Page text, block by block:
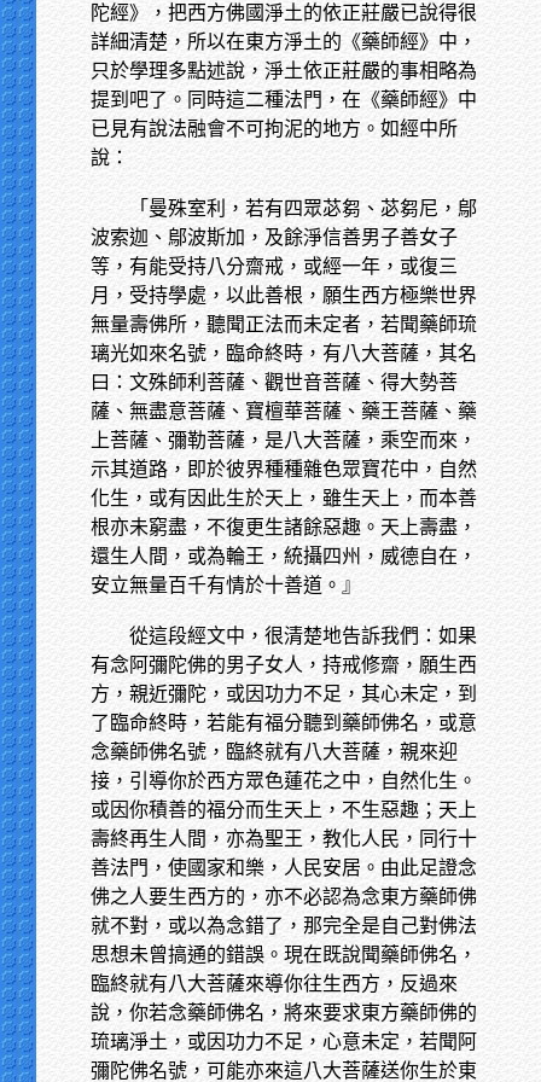
陀經》，把西方佛國淨土的依正莊嚴已說得很
詳細清楚，所以在東方淨土的《藥師經》中，
只於學理多點述說，淨土依正莊嚴的事相略為
提到吧了。同時這二種法門，在《藥師經》中
已見有說法融會不可拘泥的地方。如經中所
說：
「曼殊室利，若有四眾苾芻、苾芻尼，鄔
波索迦、鄔波斯加，及餘淨信善男子善女子
等，有能受持八分齋戒，或經一年，或復三
月，受持學處，以此善根，願生西方極樂世界
無量壽佛所，聽聞正法而未定者，若聞藥師琉
璃光如來名號，臨命終時，有八大菩薩，其名
曰：文殊師利菩薩、觀世音菩薩、得大勢菩
薩、無盡意菩薩、寶檀華菩薩、藥王菩薩、藥
上菩薩、彌勒菩薩，是八大菩薩，乘空而來，
示其道路，即於彼界種種雜色眾寶花中，自然
化生，或有因此生於天上，雖生天上，而本善
根亦未窮盡，不復更生諸餘惡趣。天上壽盡，
還生人間，或為輪王，統攝四州，威德自在，
安立無量百千有情於十善道。』
從這段經文中，很清楚地告訴我們：如果
有念阿彌陀佛的男子女人，持戒修齋，願生西
方，親近彌陀，或因功力不足，其心未定，到
了臨命終時，若能有福分聽到藥師佛名，或意
念藥師佛名號，臨終就有八大菩薩，親來迎
接，引導你於西方眾色蓮花之中，自然化生。
或因你積善的福分而生天上，不生惡趣；天上
壽終再生人間，亦為聖王，教化人民，同行十
善法門，使國家和樂，人民安居。由此足證念
佛之人要生西方的，亦不必認為念東方藥師佛
就不對，或以為念錯了，那完全是自己對佛法
思想未曾搞通的錯誤。現在既說聞藥師佛名，
臨終就有八大菩薩來導你往生西方，反過來
說，你若念藥師佛名，將來要求東方藥師佛的
琉璃淨土，或因功力不足，心意未定，若聞阿
彌陀佛名號，可能亦來這八大菩薩送你生於東